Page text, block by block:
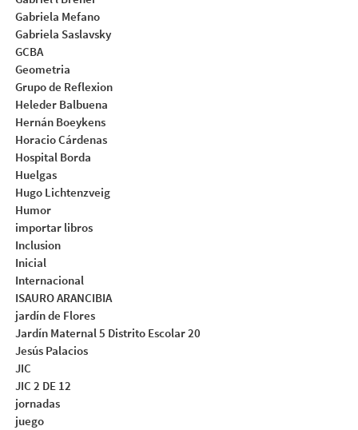
Gabriela Mefano
Gabriela Saslavsky
GCBA
Geometria
Grupo de Reflexion
Heleder Balbuena
Hernán Boeykens
Horacio Cárdenas
Hospital Borda
Huelgas
Hugo Lichtenzveig
Humor
importar libros
Inclusion
Inicial
Internacional
ISAURO ARANCIBIA
jardín de Flores
Jardín Maternal 5 Distrito Escolar 20
Jesús Palacios
JIC
JIC 2 DE 12
jornadas
juego